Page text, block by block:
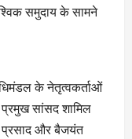
समुदाय के सामने
के नेतृत्वकर्ताओं
प्रमुख सांसद शामिल
प्रसाद और बैजयंत